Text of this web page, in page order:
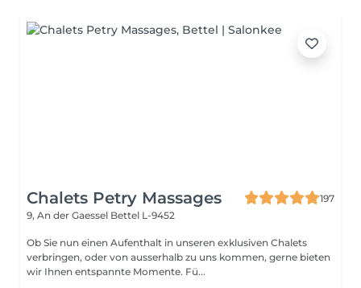
Chalets Petry Massages
197
9, An der Gaessel Bettel L-9452
Ob Sie nun einen Aufenthalt in unseren exklusiven Chalets
verbringen, oder von ausserhalb zu uns kommen, gerne bieten
wir Ihnen entspannte Momente. Fü...